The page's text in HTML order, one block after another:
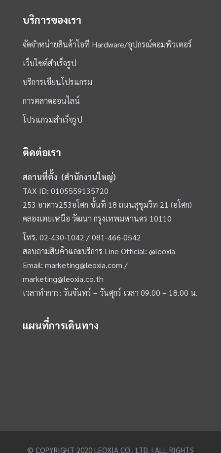
บริการของเรา
จัดจำหน่ายสินค้าไอที Hardware/อุปกรณ์คอมพิวเตอร์
เว็บไซต์สำเร็จรูป
บริการเขียนโปรแกรม
การตลาดออนไลน์
โปรแกรมสำเร็จรูป
ติดต่อเรา
สถานที่ตั้ง (สำนักงานใหญ่)
TAX ID: 0105559135720
253 อาคาร253อโศก ชั้นที่ 18 ถนนสุขุมวิท 21 (อโศก)
คลองเตยเหนือ วัฒนา กรุงเทพมหานคร 10110
โทร.02-430-1042 /081-466-0542
สอบถามสินค้าและบริการ Line Official:@leoxia
Email:marketing@leoxia.com /
marketing@leoxia.co.th
เวลาทำการ: วันจันทร์ – วันศุกร์ เวลา 09.00 – 18.00 น.
แผนที่การเดินทาง
© COPYRIGHT 2020 LEOXIA CO., LTD. | ALL RIGHTS